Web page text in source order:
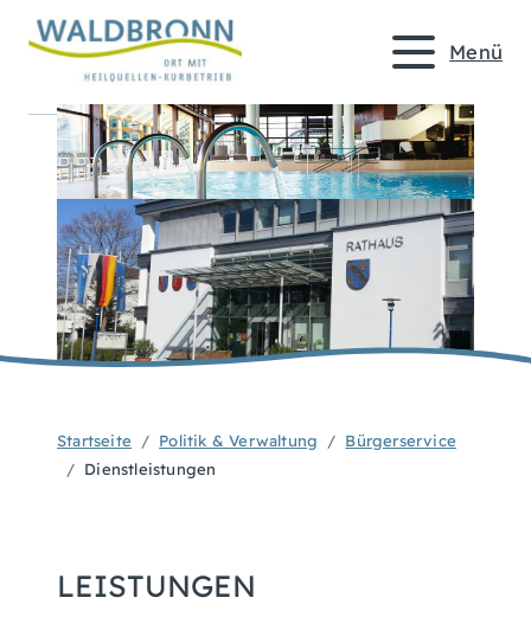
Menü
Startseite Politik & Verwaltung
Bürgerservice
Dienstleistungen
LEISTUNGEN